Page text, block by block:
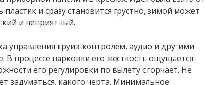
пластик и сразу становится грустно, зимой может
и неприятный.
управления круиз-контролем, аудио и другими
В процессе парковки его жесткость ощущается
его регулировки по вылету огорчает. Не
задуматься, какого черта. Минимальное